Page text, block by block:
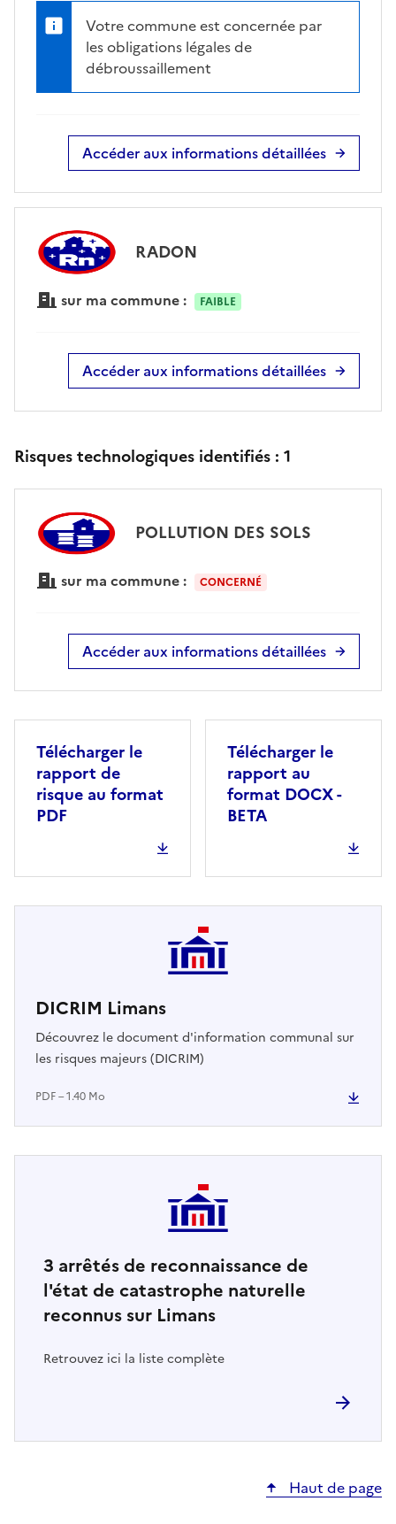
Votre commune est concernée par
les obligations légales de
débroussaillement
Accéder aux informations détaillées
RADON
sur ma commune : FAIBLE
Accéder aux informations détaillées
Risques technologiques identifiés : 1
POLLUTION DES SOLS
sur ma commune : CONCERNÉ
Accéder aux informations détaillées
Télécharger le
rapport de
risque au format
PDF
Télécharger le
rapport au
format DOCX -
BETA
DICRIM Limans
PDF – 1.40 Mo
Découvrez le document d'information communal sur
les risques majeurs (DICRIM)
3 arrêtés de reconnaissance de
l'état de catastrophe naturelle
reconnus sur Limans
Retrouvez ici la liste complète
Haut de page